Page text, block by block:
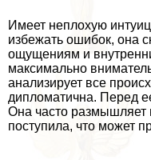
Имеет неплохую
избежать ошибок, она
ощущениям и
максимально
анализирует все
дипломатична. Перед
Она часто размышляет
поступила, что может